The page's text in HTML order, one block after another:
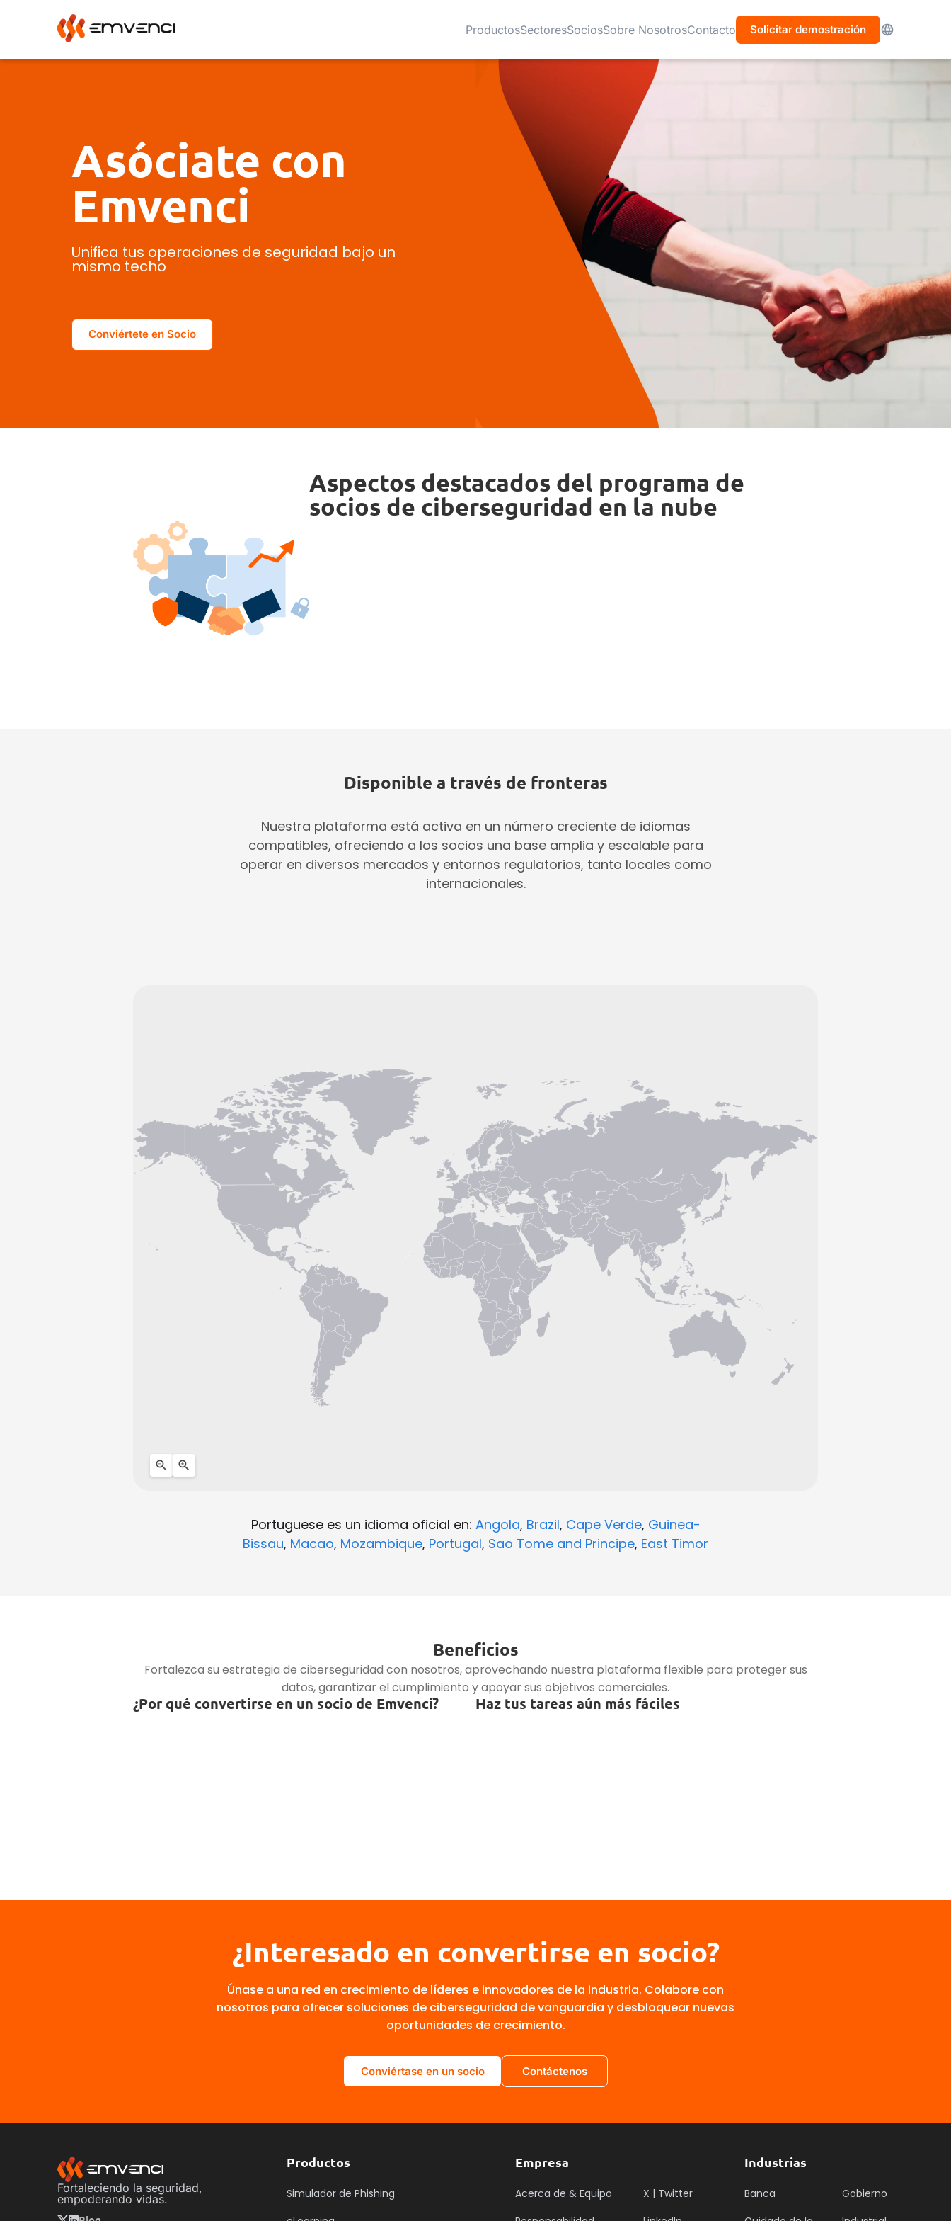
ProductosSectoresSociosSobre NosotrosContacto Solicitar demostración
Asóciate con
Emvenci
Unifica tus operaciones de seguridad bajo un
mismo techo
Conviértete en Socio
Aspectos destacados del programa de
socios de ciberseguridad en la nube
Disponible a través de fronteras
Nuestra plataforma está activa en un número creciente de idiomas
compatibles, ofreciendo a los socios una base amplia y escalable para
operar en diversos mercados y entornos regulatorios, tanto locales como
internacionales.
Portuguese es un idioma oficial en: Angola, Brazil, Cape Verde, Guinea-
Bissau, Macao, Mozambique, Portugal, Sao Tome and Principe, East Timor
Beneficios
Fortalezca su estrategia de ciberseguridad con nosotros, aprovechando nuestra plataforma flexible para proteger sus
datos, garantizar el cumplimiento y apoyar sus objetivos comerciales.
¿Por qué convertirse en un socio de Emvenci? Haz tus tareas aún más fáciles
¿Interesado en convertirse en socio?
Únase a una red en crecimiento de líderes e innovadores de la industria. Colabore con
nosotros para ofrecer soluciones de ciberseguridad de vanguardia y desbloquear nuevas
oportunidades de crecimiento.
Conviértase en un socio Contáctenos
Fortaleciendo la seguridad,
empoderando vidas.
Productos
Simulador de Phishing
Empresa
Acerca de & Equipo
X | Twitter
Industrias
Banca
Gobierno